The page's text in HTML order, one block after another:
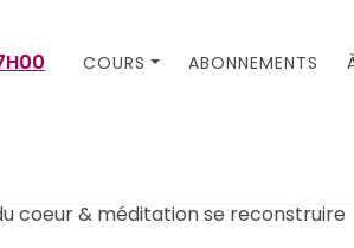
COURS ABONNEMENTS